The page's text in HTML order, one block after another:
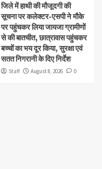
जिले में हाथी की मौजूदगी की
सूचना पर कलेक्टर-एसपी ने मौके
पर पहुंचकर लिया जायजा ग्रामीणों
से की बातचीत, छात्रावास पहुंचकर
बच्चों का भय दूर किया, सुरक्षा एवं
सतत निगरानी के दिए निर्देश
Staff August 8, 2026 0